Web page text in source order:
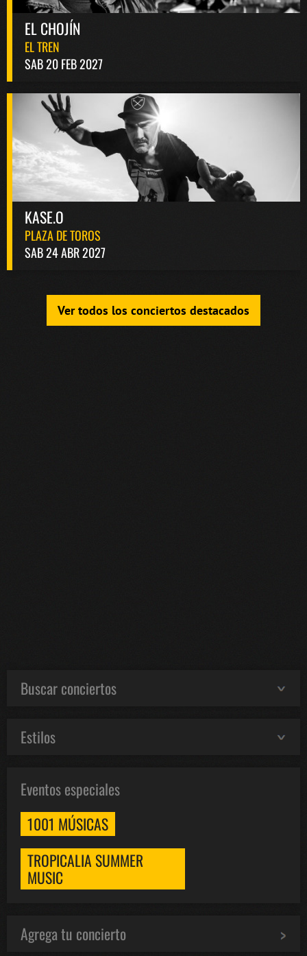
EL CHOJÍN
EL TREN
SAB 20 FEB 2027
KASE.O
PLAZA DE TOROS
SAB 24 ABR 2027
Ver todos los conciertos destacados
Buscar conciertos
Estilos
Eventos especiales
1001 MÚSICAS
TROPICALIA SUMMER
MUSIC
Agrega tu concierto